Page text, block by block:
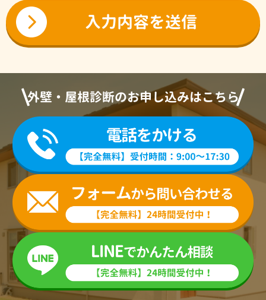
外壁・屋根診断のお申し込みはこちら